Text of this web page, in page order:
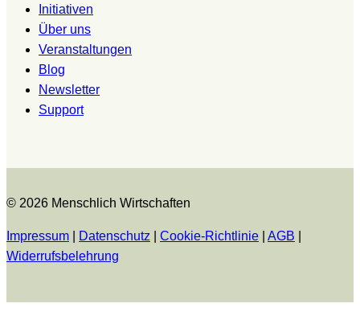
Initiativen
Über uns
Veranstaltungen
Blog
Newsletter
Support
© 2026 Menschlich Wirtschaften
Impressum Datenschutz Cookie-Richtlinie AGB
Widerrufsbelehrung